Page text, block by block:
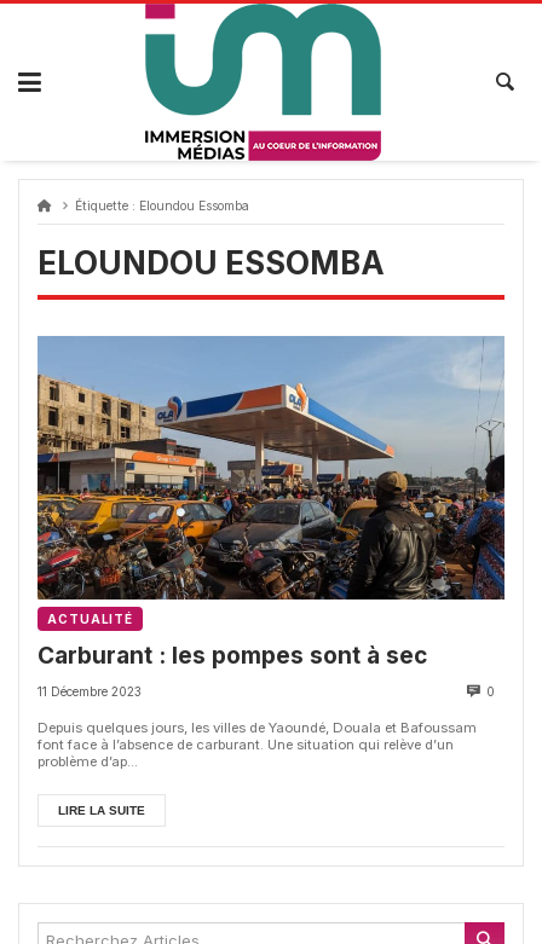
Passer
Étiquette : Eloundou Essomba
ELOUNDOU ESSOMBA
ACTUALITÉ
Carburant : les pompes sont à sec
11 Décembre 2023 0
Depuis quelques jours, les villes de Yaoundé, Douala et Bafoussam
font face à l’absence de carburant. Une situation qui relève d’un
problème d’ap...
LIRE LA SUITE